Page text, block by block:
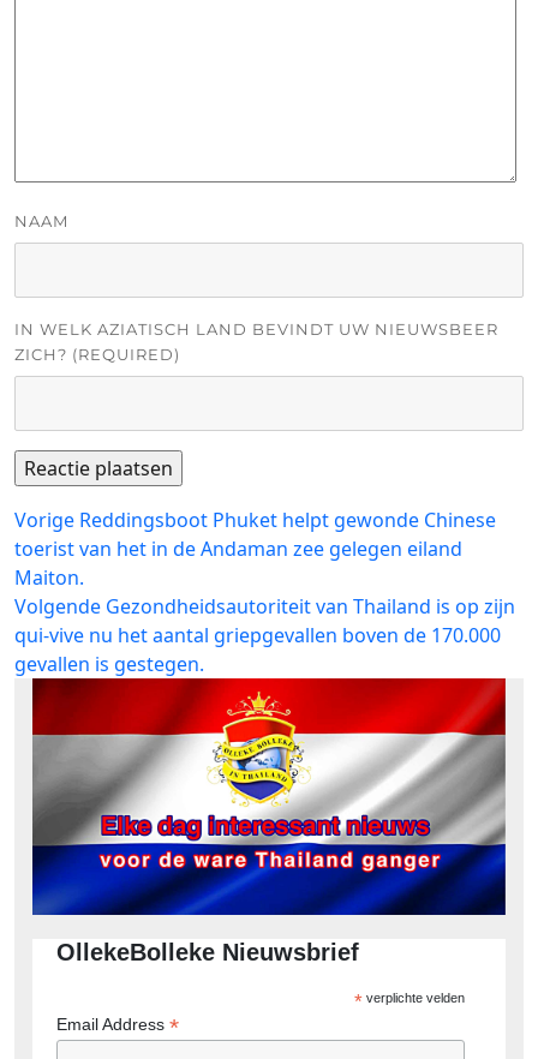
NAAM
IN WELK AZIATISCH LAND BEVINDT UW NIEUWSBEER
ZICH? (REQUIRED)
Bericht
navigatie
Vorige Vorig
bericht:
Reddingsboot Phuket helpt gewonde Chinese
toerist van het in de Andaman zee gelegen eiland
Maiton.
Volgende Volgend
bericht:
Gezondheidsautoriteit van Thailand is op zijn
qui-vive nu het aantal griepgevallen boven de 170.000
gevallen is gestegen.
OllekeBolleke Nieuwsbrief
*verplichte velden
Email Address *